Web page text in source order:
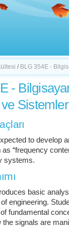
/ BLG 354E -
-
Sistemler
to develop
“frequency
systems.
basic
engineering.
fundamental
the signals are